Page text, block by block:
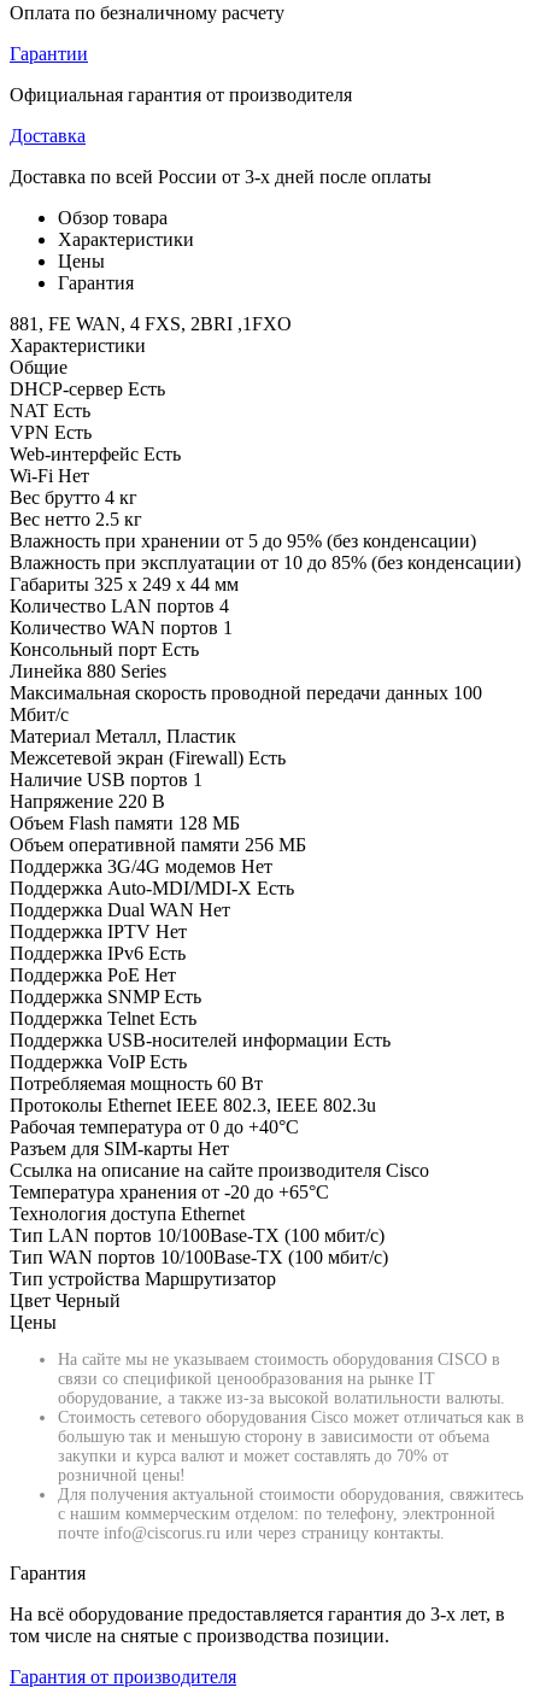
Оплата по безналичному расчету
Гарантии
Официальная гарантия от производителя
Доставка
Доставка по всей России от 3-х дней после оплаты
Обзор товара
Характеристики
Цены
Гарантия
881, FE WAN, 4 FXS, 2BRI ,1FXO
Характеристики
Общие
DHCP-сервер Есть
NAT Есть
VPN Есть
Web-интерфейс Есть
Wi-Fi Нет
Вес брутто 4 кг
Вес нетто 2.5 кг
Влажность при хранении от 5 до 95% (без конденсации)
Влажность при эксплуатации от 10 до 85% (без конденсации)
Габариты 325 x 249 x 44 мм
Количество LAN портов 4
Количество WAN портов 1
Консольный порт Есть
Линейка 880 Series
Максимальная скорость проводной передачи данных 100
Мбит/с
Материал Металл, Пластик
Межсетевой экран (Firewall) Есть
Наличие USB портов 1
Напряжение 220 В
Объем Flash памяти 128 МБ
Объем оперативной памяти 256 МБ
Поддержка 3G/4G модемов Нет
Поддержка Auto-MDI/MDI-X Есть
Поддержка Dual WAN Нет
Поддержка IPTV Нет
Поддержка IPv6 Есть
Поддержка PoE Нет
Поддержка SNMP Есть
Поддержка Telnet Есть
Поддержка USB-носителей информации Есть
Поддержка VoIP Есть
Потребляемая мощность 60 Вт
Протоколы Ethernet IEEE 802.3, IEEE 802.3u
Рабочая температура от 0 до +40°С
Разъем для SIM-карты Нет
Ссылка на описание на сайте производителя Cisco
Температура хранения от -20 до +65°С
Технология доступа Ethernet
Тип LAN портов 10/100Base-TX (100 мбит/с)
Тип WAN портов 10/100Base-TX (100 мбит/с)
Тип устройства Маршрутизатор
Цвет Черный
Цены
На сайте мы не указываем стоимость оборудования CISCO в
связи со спецификой ценообразования на рынке IT
оборудование, а также из-за высокой волатильности валюты.
Стоимость сетевого оборудования Cisco может отличаться как в
большую так и меньшую сторону в зависимости от объема
закупки и курса валют и может составлять до 70% от
розничной цены!
Для получения актуальной стоимости оборудования, свяжитесь
с нашим коммерческим отделом: по телефону, электронной
почте info@ciscorus.ru или через страницу контакты.
Гарантия
На всё оборудование предоставляется гарантия до 3-х лет, в
том числе на снятые с производства позиции.
Гарантия от производителя